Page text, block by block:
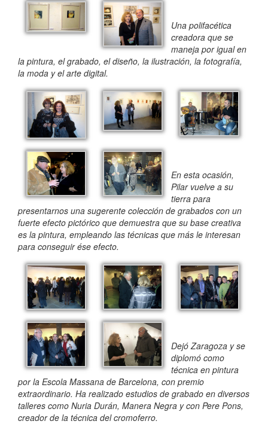
Una polifacética
creadora que se
maneja por igual en
la pintura, el grabado, el diseño, la ilustración, la fotografía,
la moda y el arte digital.
En esta ocasión,
Pilar vuelve a su
tierra para
presentarnos una sugerente colección de grabados con un
fuerte efecto pictórico que demuestra que su base creativa
es la pintura, empleando las técnicas que más le interesan
para conseguir ése efecto.
Dejó Zaragoza y se
diplomó como
técnica en pintura
por la Escola Massana de Barcelona, con premio
extraordinario. Ha realizado estudios de grabado en diversos
talleres como Nuria Durán, Manera Negra y con Pere Pons,
creador de la técnica del cromoferro.